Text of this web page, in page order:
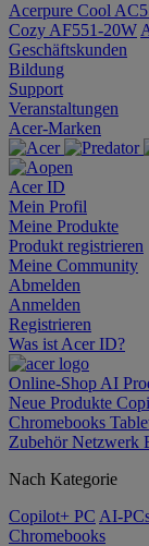
Acerpure Cool
Cozy AF551-20W
Geschäftskunden
Bildung
Support
Veranstaltungen
Acer-Marken
Acer ID
Mein Profil
Meine Produkte
Produkt registrieren
Meine Community
Abmelden
Anmelden
Registrieren
Was ist Acer ID?
Online-Shop AI
Neue Produkte
Chromebooks
ZubehörNetzwerk
Nach Kategorie
Copilot+ PC AI-
Chromebooks